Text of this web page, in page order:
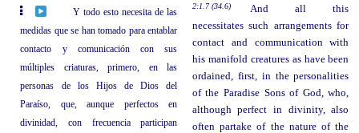
Y todo esto necesita de las
medidas que se han tomado para entablar
contacto y comunicación con sus
múltiples criaturas, primero, en las
personas de los Hijos de Dios del
Paraíso, que, aunque perfectos en
divinidad, con frecuencia participan
2:1.7 (34.6)
And all this
necessitates such arrangements for
contact and communication with
his manifold creatures as have been
ordained, first, in the personalities
of the Paradise Sons of God, who,
although perfect in divinity, also
often partake of the nature of the